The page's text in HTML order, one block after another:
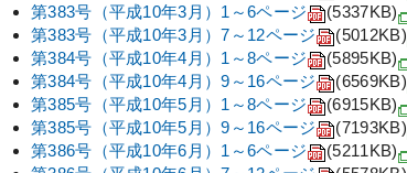
第383号（平成10年3月）1～6ページ
(5337KB)
第383号（平成10年3月）7～12ページ
(5012KB)
第384号（平成10年4月）1～8ページ
(5895KB)
第384号（平成10年4月）9～16ページ
(6569KB)
第385号（平成10年5月）1～8ページ
(6915KB)
第385号（平成10年5月）9～16ページ
(7193KB)
第386号（平成10年6月）1～6ページ
(5211KB)